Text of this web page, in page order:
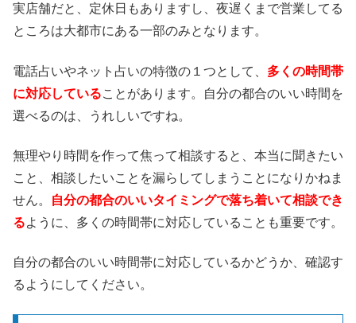
実店舗だと、定休日もありますし、夜遅くまで営業してる
ところは大都市にある一部のみとなります。
電話占いやネット占いの特徴の１つとして、 多くの時間帯
に対応していることがあります。自分の都合のいい時間を
選べるのは、うれしいですね。
無理やり時間を作って焦って相談すると、本当に聞きたい
こと、相談したいことを漏らしてしまうことになりかねま
せん。
自分の都合のいいタイミングで落ち着いて相談でき
るように、多くの時間帯に対応していることも重要です。
自分の都合のいい時間帯に対応しているかどうか、確認す
るようにしてください。